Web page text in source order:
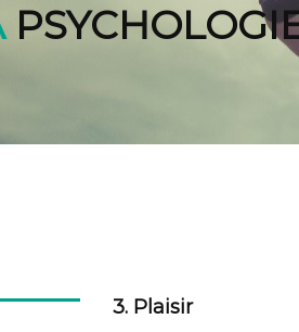
3. Plaisir